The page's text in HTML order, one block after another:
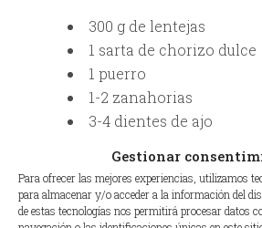
Gestionar
Para ofrecer las mejores experiencias, utilizamos
para almacenar y/o acceder a la información del
de estas tecnologías nos permitirá procesar datos
300 g de lentejas
1 sarta de chorizo dulce
1 puerro
1-2 zanahorias
3-4 dientes de ajo
Sal
El tiempo de cocción es